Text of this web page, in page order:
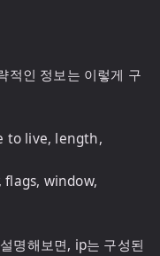
적인 정보는 이렇게 구
to live, length,
window,
명해보면, ip는 구성된